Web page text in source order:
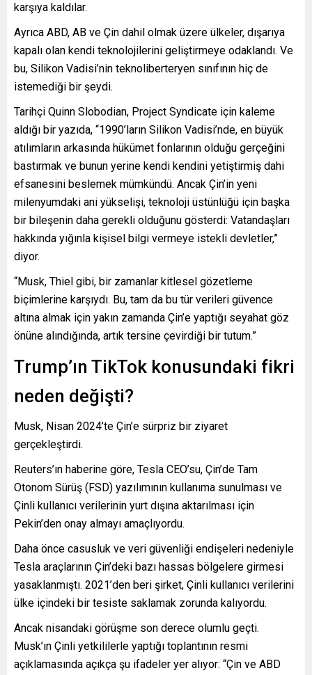
karşıya kaldılar.
Ayrıca ABD, AB ve Çin dahil olmak üzere ülkeler, dışarıya
kapalı olan kendi teknolojilerini geliştirmeye odaklandı. Ve
bu, Silikon Vadisi’nin teknoliberteryen sınıfının hiç de
istemediği bir şeydi.
Tarihçi Quinn Slobodian, Project Syndicate için kaleme
aldığı bir yazıda, “1990’ların Silikon Vadisi’nde, en büyük
atılımların arkasında hükümet fonlarının olduğu gerçeğini
bastırmak ve bunun yerine kendi kendini yetiştirmiş dahi
efsanesini beslemek mümkündü. Ancak Çin’in yeni
milenyumdaki ani yükselişi, teknoloji üstünlüğü için başka
bir bileşenin daha gerekli olduğunu gösterdi: Vatandaşları
hakkında yığınla kişisel bilgi vermeye istekli devletler,”
diyor.
“Musk, Thiel gibi, bir zamanlar kitlesel gözetleme
biçimlerine karşıydı. Bu, tam da bu tür verileri güvence
altına almak için yakın zamanda Çin’e yaptığı seyahat göz
önüne alındığında, artık tersine çevirdiği bir tutum.”
Trump’ın TikTok konusundaki fikri
neden değişti?
Musk, Nisan 2024’te Çin’e sürpriz bir ziyaret
gerçekleştirdi.
Reuters’ın haberine göre, Tesla CEO’su, Çin’de Tam
Otonom Sürüş (FSD) yazılımının kullanıma sunulması ve
Çinli kullanıcı verilerinin yurt dışına aktarılması için
Pekin’den onay almayı amaçlıyordu.
Daha önce casusluk ve veri güvenliği endişeleri nedeniyle
Tesla araçlarının Çin’deki bazı hassas bölgelere girmesi
yasaklanmıştı. 2021’den beri şirket, Çinli kullanıcı verilerini
ülke içindeki bir tesiste saklamak zorunda kalıyordu.
Ancak nisandaki görüşme son derece olumlu geçti.
Musk’ın Çinli yetkililerle yaptığı toplantının resmi
açıklamasında açıkça şu ifadeler yer alıyor: “Çin ve ABD